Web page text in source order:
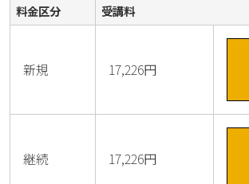
料金区分 受講料
新規 17,226円
継続 17,226円